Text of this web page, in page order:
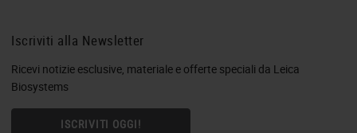
Iscriviti alla Newsletter
Ricevi notizie esclusive, materiale e offerte speciali da Leica
Biosystems
ISCRIVITI OGGI!